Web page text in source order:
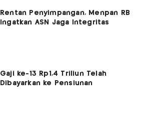
Rentan Penyimpangan, Menpan RB
Ingatkan ASN Jaga Integritas
Gaji ke-13 Rp1,4 Triliun Telah
Dibayarkan ke Pensiunan